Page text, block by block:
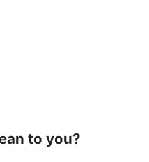
to you?